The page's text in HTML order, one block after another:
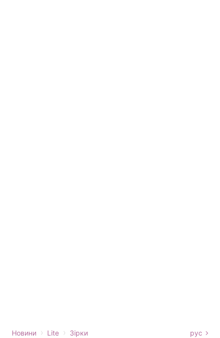
Новини › Lite › Зірки рус